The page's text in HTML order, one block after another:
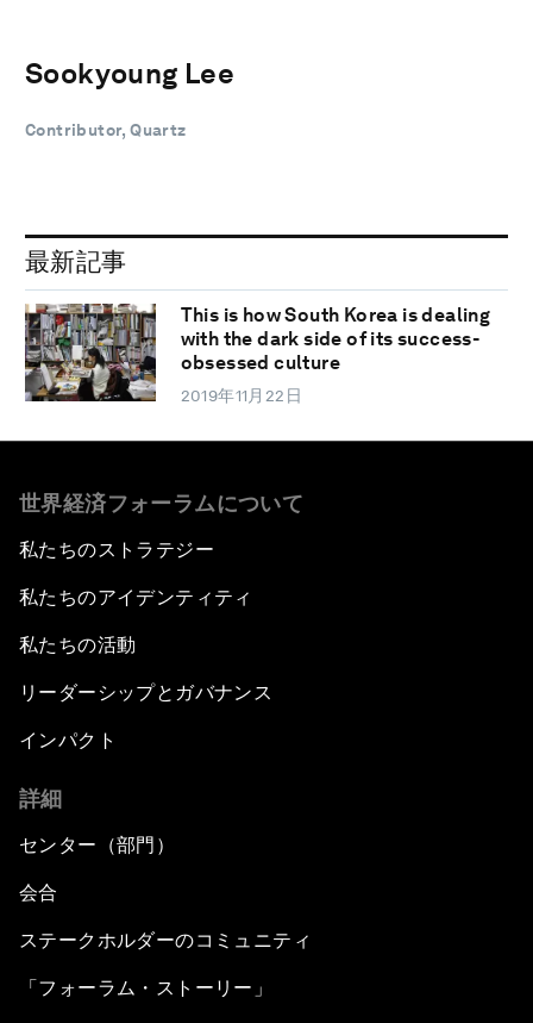
Sookyoung Lee
Contributor, Quartz
最新記事
This is how South Korea is dealing
with the dark side of its success-
obsessed culture
2019年11月22日
世界経済フォーラムについて
私たちのストラテジー
私たちのアイデンティティ
私たちの活動
リーダーシップとガバナンス
インパクト
詳細
センター（部門）
会合
ステークホルダーのコミュニティ
「フォーラム・ストーリー」